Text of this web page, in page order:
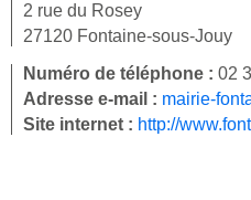
2 rue du Rosey
27120 Fontaine-sous-Jouy
Numéro de téléphone : 02
Adresse e-mail : mairie-
Site internet : http://